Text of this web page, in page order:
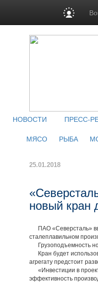
НОВОСТИ ПРЕСС-
МЯСО
РЫБА
25.01.2018
новый кран
ПАО «Северсталь»
сталеплавильном
Грузоподъемность
Кран будет
агрегату предстоит
«Инвестиции в
эффективность